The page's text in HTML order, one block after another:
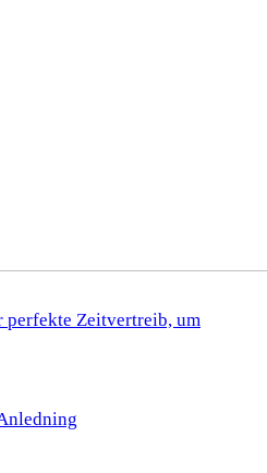
Zeitvertreib, um